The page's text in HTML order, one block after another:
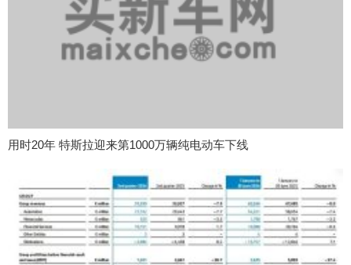
用时20年 特斯拉迎来第1000万辆纯电动车下线